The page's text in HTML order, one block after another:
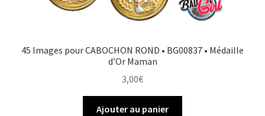
45 Images pour CABOCHON ROND • BG00837 • Médaille
d’Or Maman
3,00€
Ajouter au panier